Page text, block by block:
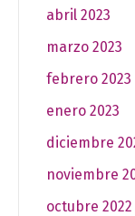
abril 2023
marzo 2023
febrero 2023
enero 2023
diciembre
noviembre
octubre 2022